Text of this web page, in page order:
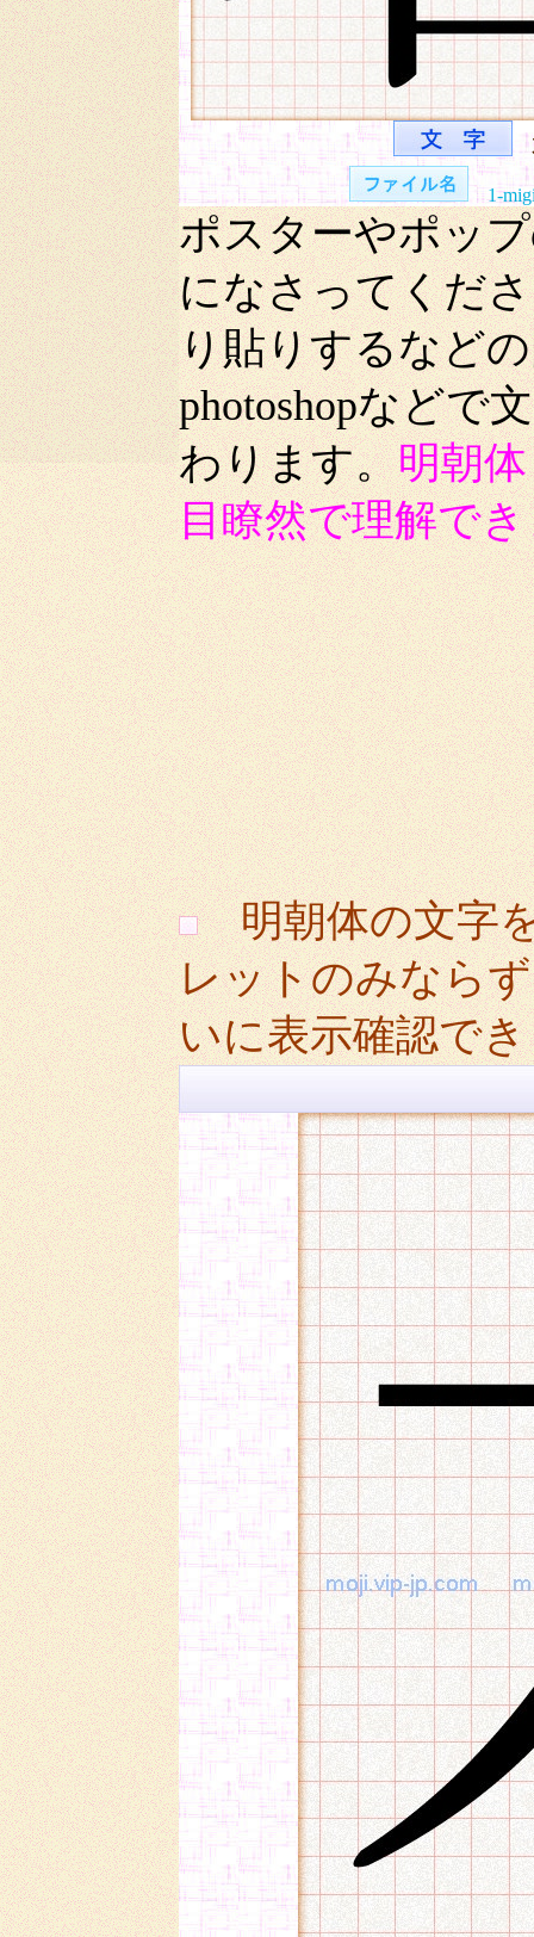
1-
ポスターやポッ
になさってくだ
り貼りするなど
photoshopなどで
わります。明朝
目瞭然で理解で
明朝体の文字
レットのみなら
いに表示確認で